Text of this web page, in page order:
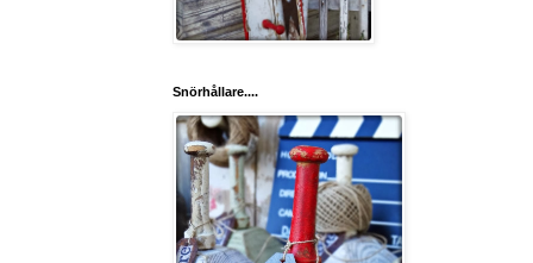
Snörhållare....